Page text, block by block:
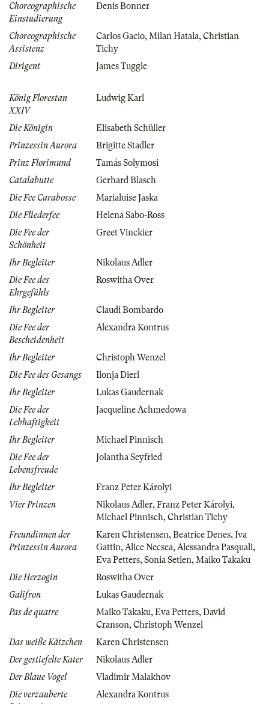
Choreographische
Einstudierung
Denis Bonner
Choreographische
Assistenz
Carlos Gacio, Milan Hatala, Christian
Tichy
Dirigent
James Tuggle
König Florestan
XXIV
Ludwig Karl
Die Königin
Elisabeth Schüller
Prinzessin Aurora
Brigitte Stadler
Prinz Florimund
Tamás Solymosi
Catalabutte
Gerhard Blasch
Die Fee Carabosse
Marialuise Jaska
Die Fliederfee
Helena Sabo-Ross
Die Fee der
Schönheit
Greet Vinckier
Ihr Begleiter
Nikolaus Adler
Die Fee des
Ehrgefühls
Roswitha Over
Ihr Begleiter
Claudi Bombardo
Die Fee der
Bescheidenheit
Alexandra Kontrus
Ihr Begleiter
Christoph Wenzel
Die Fee des Gesangs
Ilonja Dierl
Ihr Begleiter
Lukas Gaudernak
Die Fee der
Lebhaftigkeit
Jacqueline Achmedowa
Ihr Begleiter
Michael Pinnisch
Die Fee der
Lebensfreude
Jolantha Seyfried
Ihr Begleiter
Franz Peter Károlyi
Vier Prinzen
Nikolaus Adler, Franz Peter Károlyi,
Michael Pinnisch, Christian Tichy
Freundinnen der
Prinzessin Aurora
Karen Christensen, Beatrice Denes, Iva
Gattin, Alice Necsea, Alessandra Pasquali,
Eva Petters, Sonia Setien, Maiko Takaku
Die Herzogin
Roswitha Over
Galifron
Lukas Gaudernak
Pas de quatre
Maiko Takaku, Eva Petters, David
Cranson, Christoph Wenzel
Das weiße Kätzchen
Karen Christensen
Der gestiefelte Kater
Nikolaus Adler
Der Blaue Vogel
Vladimir Malakhov
Die verzauberte
Alexandra Kontrus